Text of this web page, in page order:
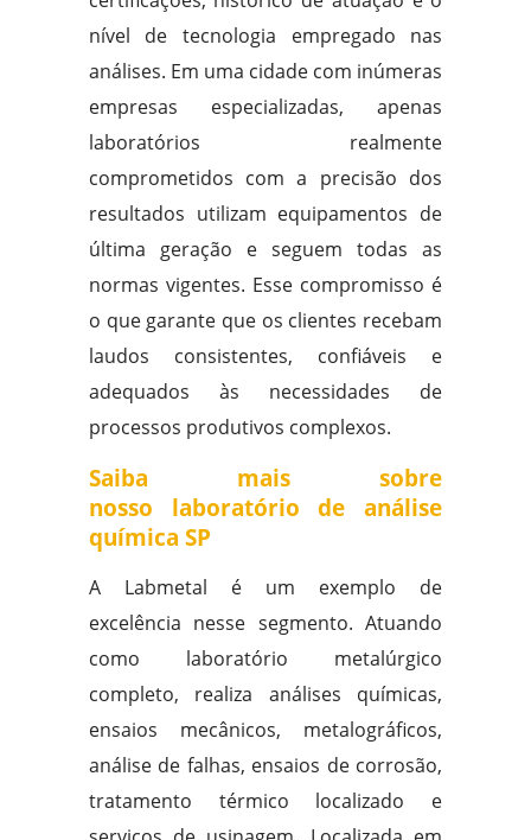
nível de tecnologia empregado nas
análises. Em uma cidade com inúmeras
empresas especializadas, apenas
laboratórios realmente
comprometidos com a precisão dos
resultados utilizam equipamentos de
última geração e seguem todas as
normas vigentes. Esse compromisso é
o que garante que os clientes recebam
laudos consistentes, confiáveis e
adequados às necessidades de
processos produtivos complexos.
Saiba mais sobre
nosso laboratório de análise
química SP
A Labmetal é um exemplo de
excelência nesse segmento. Atuando
como laboratório metalúrgico
completo, realiza análises químicas,
ensaios mecânicos, metalográficos,
análise de falhas, ensaios de corrosão,
tratamento térmico localizado e